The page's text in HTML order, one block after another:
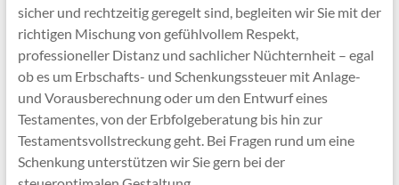
sicher und rechtzeitig geregelt sind, begleiten wir Sie mit der
richtigen Mischung von gefühlvollem Respekt,
professioneller Distanz und sachlicher Nüchternheit – egal
ob es um Erbschafts- und Schenkungssteuer mit Anlage-
und Vorausberechnung oder um den Entwurf eines
Testamentes, von der Erbfolgeberatung bis hin zur
Testamentsvollstreckung geht. Bei Fragen rund um eine
Schenkung unterstützen wir Sie gern bei der